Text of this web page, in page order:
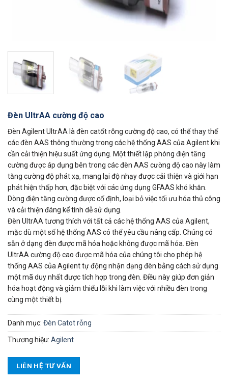
Đèn UltrAA cường độ cao
Đèn Agilent UltrAA là đèn catốt rỗng cường độ cao, có thể thay thế
các đèn AAS thông thường trong các hệ thống AAS của Agilent khi
cần cải thiện hiệu suất ứng dụng. Một thiết lập phóng điện tăng
cường được áp dụng bên trong các đèn AAS cường độ cao này làm
tăng cường độ phát xạ, mang lại độ nhạy được cải thiện và giới hạn
phát hiện thấp hơn, đặc biệt với các ứng dụng GFAAS khó khăn.
Dòng điện tăng cường được cố định, loại bỏ việc tối ưu hóa thủ công
và cải thiện đáng kể tính dễ sử dụng.
Đèn UltrAA tương thích với tất cả các hệ thống AAS của Agilent,
mặc dù một số hệ thống AAS có thể yêu cầu nâng cấp. Chúng có
sẵn ở dạng đèn được mã hóa hoặc không được mã hóa. Đèn
UltrAA cường độ cao được mã hóa của chúng tôi cho phép hệ
thống AAS của Agilent tự động nhận dạng đèn bằng cách sử dụng
một mã duy nhất được tích hợp trong đèn. Điều này giúp đơn giản
hóa hoạt động và giảm thiểu lỗi khi làm việc với nhiều đèn trong
cùng một thiết bị.
Danh mục: Đèn Catot rỗng
Thương hiệu: Agilent
LIÊN HỆ TƯ VẤN